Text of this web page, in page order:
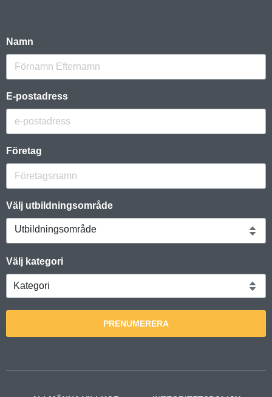
Namn
E-postadress
Företag
Välj utbildningsområde
Utbildningsområde
Välj kategori
PRENUMERERA